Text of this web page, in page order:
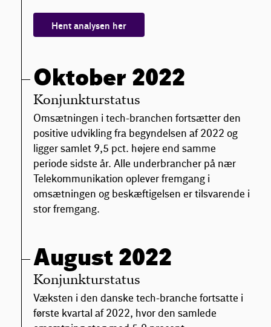
Hent analysen her
Oktober 2022
Konjunkturstatus
Omsætningen i tech-branchen fortsætter den
positive udvikling fra begyndelsen af 2022 og
ligger samlet 9,5 pct. højere end samme
periode sidste år. Alle underbrancher på nær
Telekommunikation oplever fremgang i
omsætningen og beskæftigelsen er tilsvarende i
stor fremgang.
August 2022
Konjunkturstatus
Væksten i den danske tech-branche fortsatte i
første kvartal af 2022, hvor den samlede